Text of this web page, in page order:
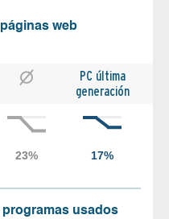
web
PC última
generación
usados